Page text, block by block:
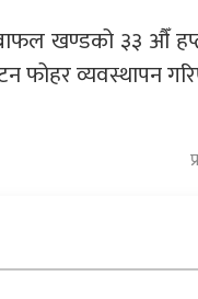
खण्डको ३३ औँ
फोहर व्यवस्थापन